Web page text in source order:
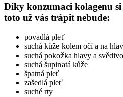
Díky konzumaci kolagenu
toto už vás trápit nebude:
povadlá pleť
suchá kůže kolem očí a na
suchá pokožka hlavy a
suchá šupinatá kůže
špatná pleť
zašedlá pleť
suché rty